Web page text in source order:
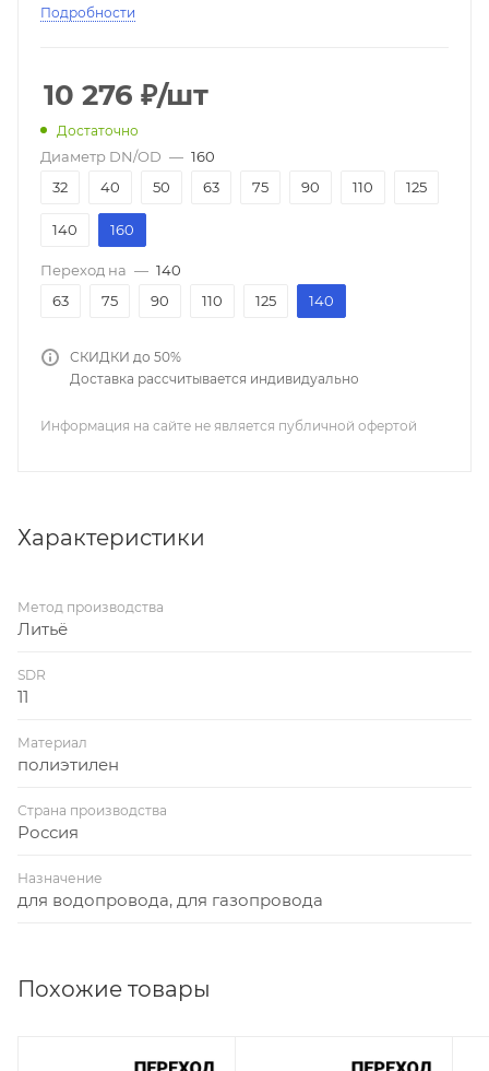
описание в каталоге интернет-магазина РСК
большой выбор - ☎
Подробности
10 276 ₽/шт
Достаточно
Диаметр DN/OD — 160
32
40 50 63 75 90 110 125
140 160
Переход на — 140
63
75 90 110 125 140
СКИДКИ до 50%
Доставка рассчитывается индивидуально
Информация на сайте не является публичной офертой
Характеристики
Метод производства
Литьё
SDR
11
Материал
полиэтилен
Страна производства
Россия
Назначение
для водопровода, для газопровода
Похожие товары